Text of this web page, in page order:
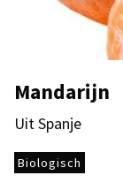
Mandarijn
Uit Spanje
Biologisch